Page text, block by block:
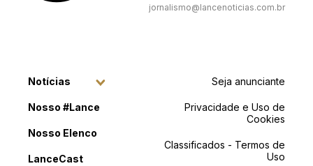
jornalismo@lancenoticias.com.br
Notícias
Nosso #Lance
Nosso Elenco
LanceCast
Seja anunciante
Privacidade e Uso de
Cookies
Classificados - Termos de
Uso